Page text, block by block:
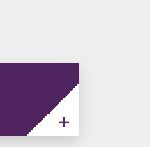
Annuaire des services